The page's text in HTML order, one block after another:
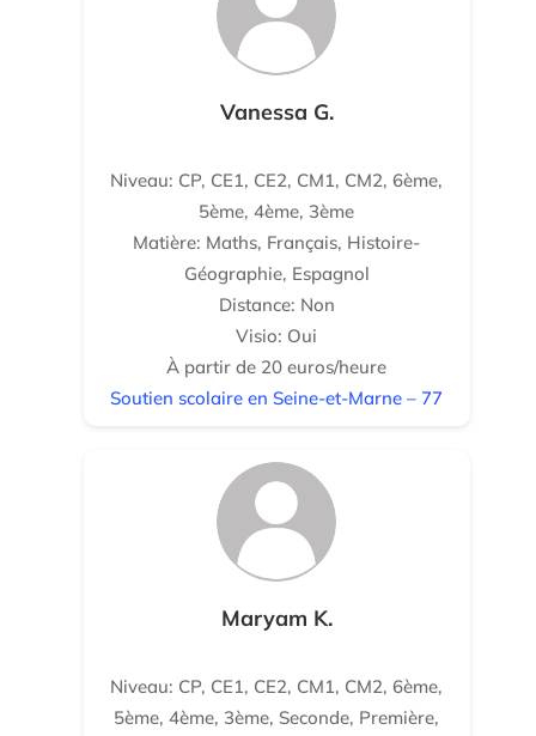
Vanessa G.
Niveau: CP, CE1, CE2, CM1, CM2, 6ème,
5ème, 4ème, 3ème
Matière: Maths, Français, Histoire-
Géographie, Espagnol
Distance: Non
Visio: Oui
À partir de 20 euros/heure
Soutien scolaire en Seine-et-Marne – 77
Maryam K.
Niveau: CP, CE1, CE2, CM1, CM2, 6ème,
5ème, 4ème, 3ème, Seconde, Première,